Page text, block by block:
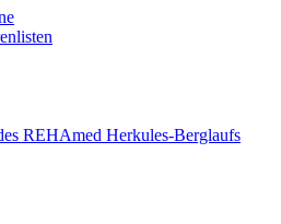
REHAmed Herkules-Berglaufs